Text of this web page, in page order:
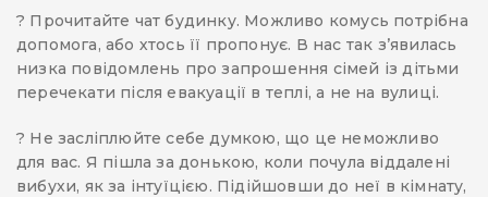
? Прочитайте чат будинку. Можливо комусь потрібна
допомога, або хтось її пропонує. В нас так зʼявилась
низка повідомлень про запрошення сімей із дітьми
перечекати після евакуації в теплі, а не на вулиці.
? Не засліплюйте себе думкою, що це неможливо
для вас. Я пішла за донькою, коли почула віддалені
вибухи, як за інтуїцією. Підійшовши до неї в кімнату,